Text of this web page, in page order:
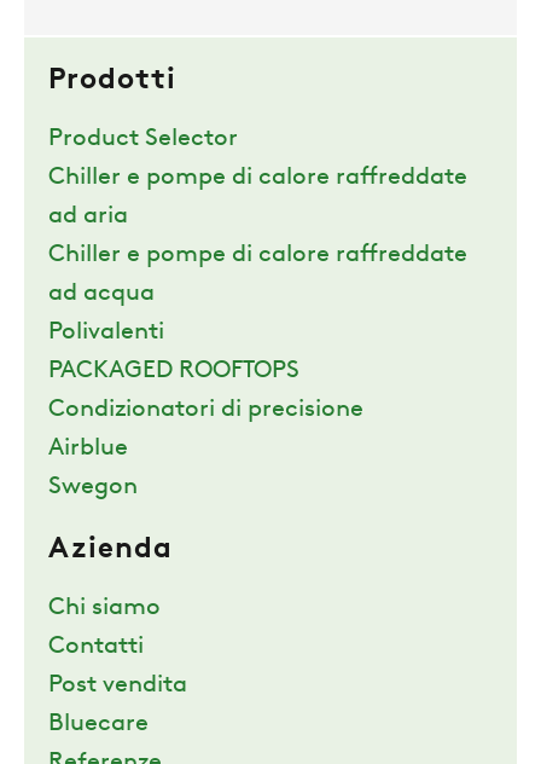
Prodotti
Product Selector
Chiller e pompe di calore raffreddate
ad aria
Chiller e pompe di calore raffreddate
ad acqua
Polivalenti
PACKAGED ROOFTOPS
Condizionatori di precisione
Airblue
Swegon
Azienda
Chi siamo
Contatti
Post vendita
Bluecare